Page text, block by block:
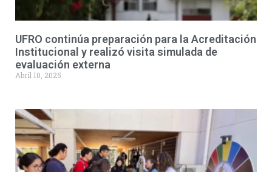
UFRO continúa preparación para la Acreditación
Institucional y realizó visita simulada de
evaluación externa
Abril 10, 2025